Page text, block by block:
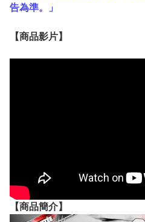
告為準。」
【商品影片】
【商品簡介】